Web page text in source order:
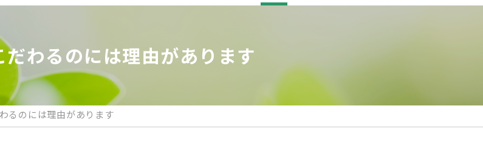
わるのには理由があります
るのには理由があります